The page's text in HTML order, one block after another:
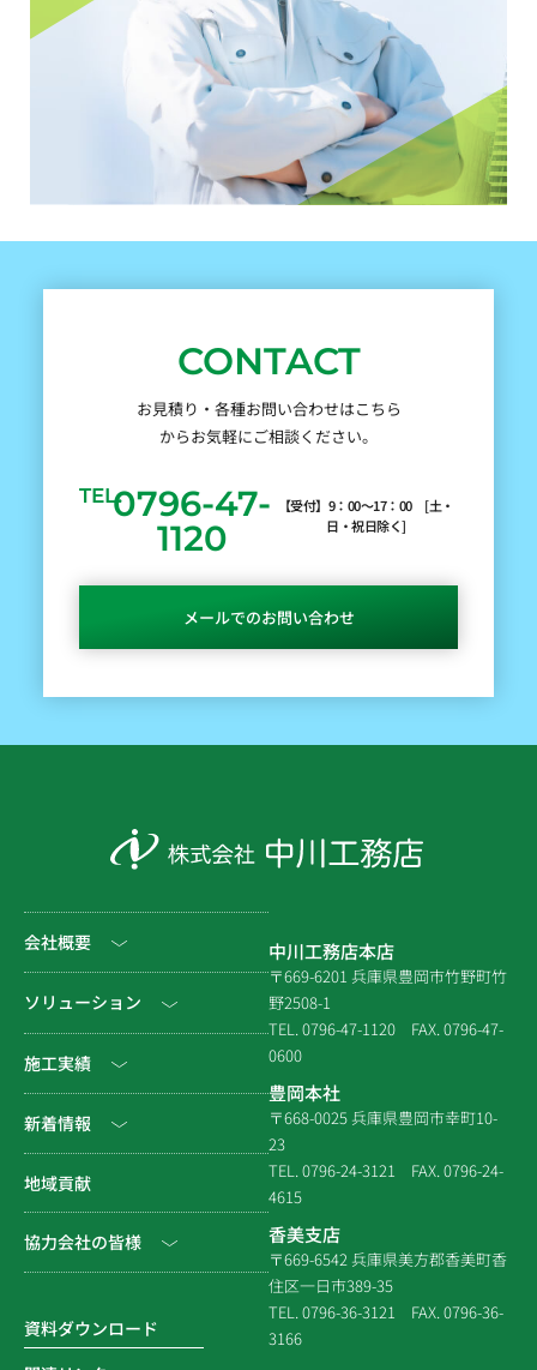
CONTACT
お見積り・各種お問い合わせはこちら
からお気軽にご相談ください。
TEL.0796-47-
1120
【受付】9：00～17：00 [土・
日・祝日除く]
メールでのお問い合わせ
会社概要
社長挨拶
会社沿革
拠点一覧
企業倫理規定
品質方針
ソリューション
公共工事
住宅関連
各種連携
災害時対応等
施工実績
土木
建築（民間）
新着情報
NEWS & EVENT
メディア掲載
地域貢献
協力会社の皆様
資料ダウンロード
中川工務店本店
〒669-6201 兵庫県豊岡市竹野町竹
野2508-1
TEL. 0796-47-1120 FAX. 0796-47-
0600
豊岡本社
〒668-0025 兵庫県豊岡市幸町10-
23
TEL. 0796-24-3121 FAX. 0796-24-
4615
香美支店
〒669-6542 兵庫県美方郡香美町香
住区一日市389-35
TEL. 0796-36-3121 FAX. 0796-36-
3166